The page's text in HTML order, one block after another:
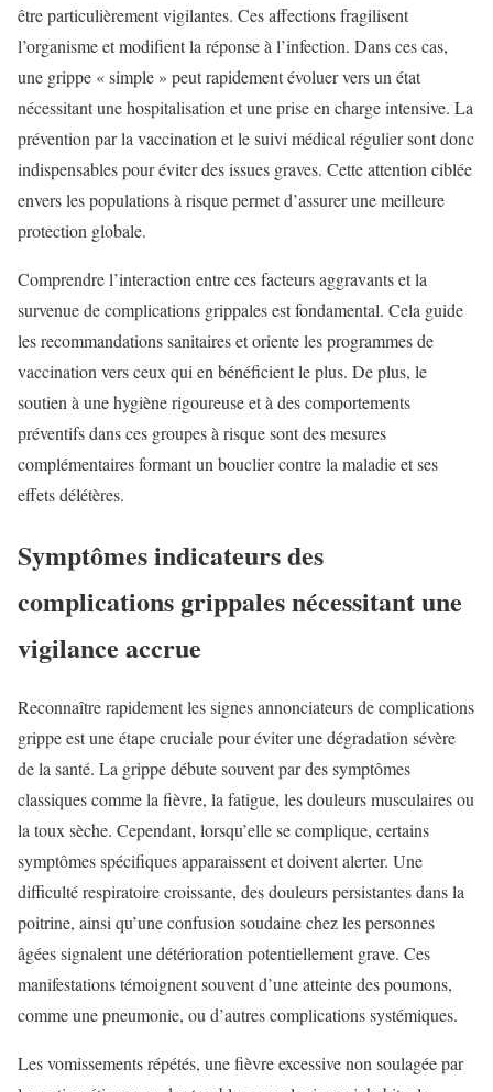
être particulièrement vigilantes. Ces affections fragilisent
l’organisme et modifient la réponse à l’infection. Dans ces cas,
une grippe « simple » peut rapidement évoluer vers un état
nécessitant une hospitalisation et une prise en charge intensive. La
prévention par la vaccination et le suivi médical régulier sont donc
indispensables pour éviter des issues graves. Cette attention ciblée
envers les populations à risque permet d’assurer une meilleure
protection globale.
Comprendre l’interaction entre ces facteurs aggravants et la
survenue de complications grippales est fondamental. Cela guide
les recommandations sanitaires et oriente les programmes de
vaccination vers ceux qui en bénéficient le plus. De plus, le
soutien à une hygiène rigoureuse et à des comportements
préventifs dans ces groupes à risque sont des mesures
complémentaires formant un bouclier contre la maladie et ses
effets délétères.
Symptômes indicateurs des
complications grippales nécessitant une
vigilance accrue
Reconnaître rapidement les signes annonciateurs de complications
grippe est une étape cruciale pour éviter une dégradation sévère
de la santé. La grippe débute souvent par des symptômes
classiques comme la fièvre, la fatigue, les douleurs musculaires ou
la toux sèche. Cependant, lorsqu’elle se complique, certains
symptômes spécifiques apparaissent et doivent alerter. Une
difficulté respiratoire croissante, des douleurs persistantes dans la
poitrine, ainsi qu’une confusion soudaine chez les personnes
âgées signalent une détérioration potentiellement grave. Ces
manifestations témoignent souvent d’une atteinte des poumons,
comme une pneumonie, ou d’autres complications systémiques.
Les vomissements répétés, une fièvre excessive non soulagée par